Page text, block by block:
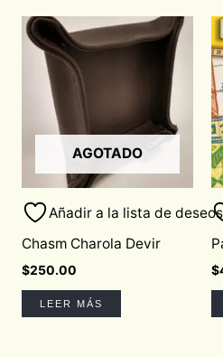
AGOTADO
Añadir a la lista de deseos
Chasm Charola Devir
$250.00
LEER MÁS
$